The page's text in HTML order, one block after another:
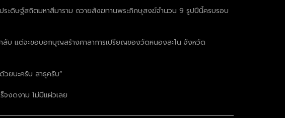
ดิษฐ์สถิตมหาสีมาราม ถวายสังฆทานพระภิกษุสงฆ์จำนวน 9 รูปปีนี้ครบรอบ
บ แต่จะขอบอกบุญสร้างศาลาการเปรียญของวัดหนองสะโน จังหวัด
ยนะครับ สาธุครับ”
งดงาม ไม่มีแผ่วเลย